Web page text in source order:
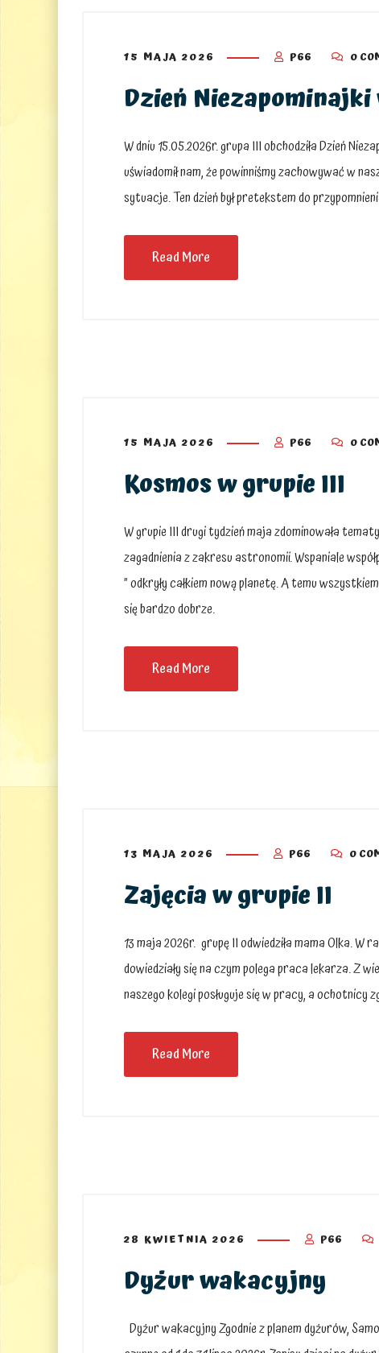
15 MAJA 2026 P66 0
Dzień
W dniu 15.05.2026r. grupa III obchodziła Dzień
uświadomił nam, że powinniśmy zachowywać w
sytuacje. Ten dzień był pretekstem do
Read More
15 MAJA 2026 P66 0
Kosmos w grupie III
W grupie III drugi tydzień maja zdominowała
zagadnienia z zakresu astronomii. Wspaniale
” odkryły całkiem nową planetę. A temu
się bardzo dobrze.
Read More
13 MAJA 2026 P66 0
Zajęcia w grupie II
13 maja 2026r. grupę II odwiedziła mama Olka. W
dowiedziały się na czym polega praca lekarza. Z
naszego kolegi posługuje się w pracy, a ochotnicy
Read More
28 KWIETNIA 2026 P66
Dyżur wakacyjny
Dyżur wakacyjny Zgodnie z planem dyżurów,